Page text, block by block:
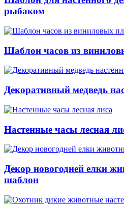
рыбаком
Шаблон часов из
Декоративный медведь
Настенные часы лесная
Декор новогодней елки
шаблон